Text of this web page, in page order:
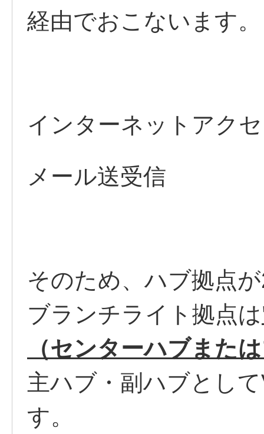
経由でおこないます。
インターネットアク
メール送受信
そのため、ハブ拠点
ブランチライト拠点は
（センターハブまた
主ハブ・副ハブとし
す。